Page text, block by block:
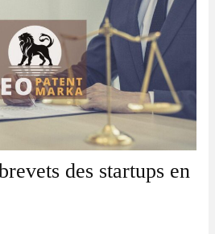
des startups en